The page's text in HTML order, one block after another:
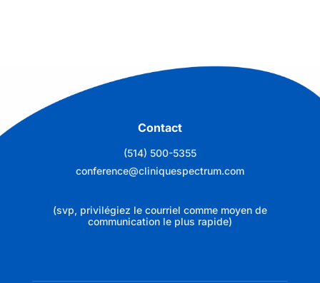
Contact
(514) 500-5355
conference@cliniquespectrum.com
(svp, privilégiez le courriel comme moyen de
communication le plus rapide)